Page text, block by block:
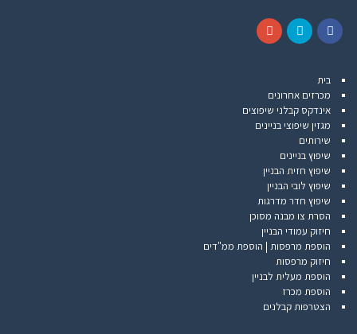
c
e
b
o
o
k
t
t
e
r
g
l
e
בית
מכרזים אחרונים
אינדקס קבלני שיפוצים
מגזין שיפוצי בניינים
שירותים
שיפוץ בניינים
שיפוץ חזית הבניין
שיפוץ לובי הבניין
שיפוץ חדר מדרגות
הסרת צו מבנה מסוכן
חיזוק עמודי הבניין
הוספת מרפסות | הוספת ממ"דים
חיזוק מרפסות
הוספת מעלית לבניין
הוספת מכרז
הצטרפות קבלנים